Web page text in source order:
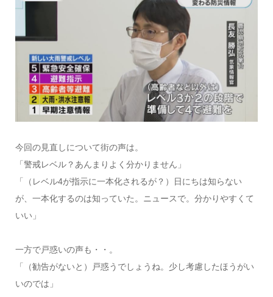
今回の見直しについて街の声は。
「警戒レベル？あんまりよく分かりません」
「（レベル4が指示に一本化されるが？）日にちは知らない
が、一本化するのは知っていた。ニュースで。分かりやすくて
いい」
一方で戸惑いの声も・・。
「（勧告がないと）戸惑うでしょうね。少し考慮したほうがい
いのでは」